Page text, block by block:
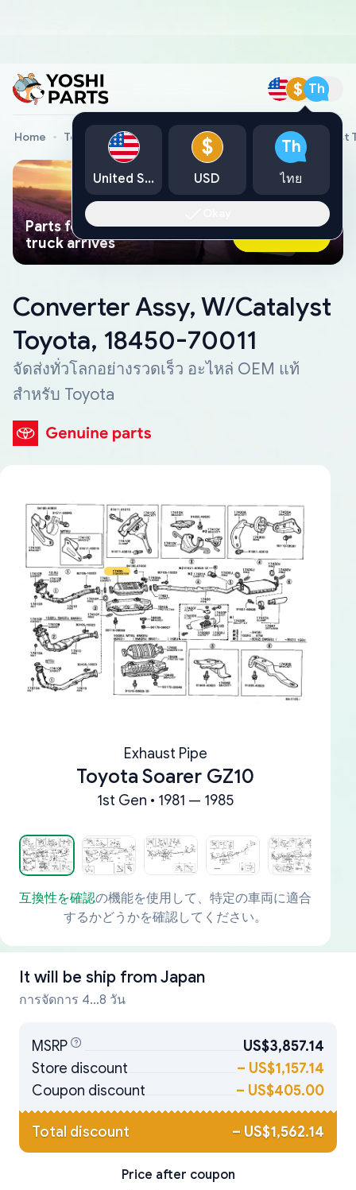
$ Th
Home Toyota Genuine Parts Converter Assy, W/Catalyst
Parts found faster than a tow
truck arrives
Ask AI Now
Converter Assy, W/Catalyst
Toyota, 18450-70011
จัดส่งทั่วโลกอย่างรวดเร็ว อะไหล่ OEM แท้
สำหรับ Toyota
Exhaust Pipe
Toyota Soarer GZ10
1st Gen • 1981 — 1985
互換性を確認の機能を使用して、特定の車両に適合
するかどうかを確認してください。
It will be ship from Japan
การจัดการ 4...8 วัน
MSRP
US$3,857.14
Store discount
– US$1,157.14
Coupon discount
– US$405.00
Total discount – US$1,562.14
Price after coupon
United States
$
USD
Th
ไทย